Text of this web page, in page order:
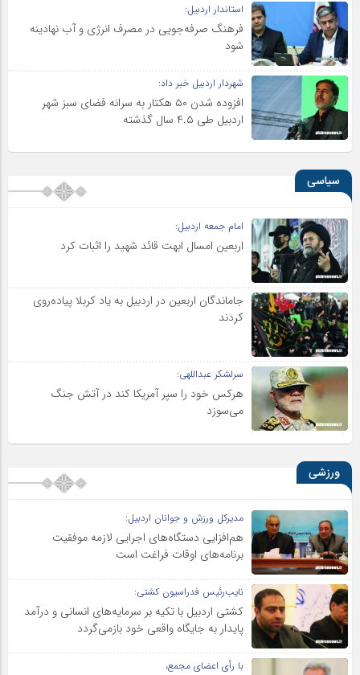
استاندار اردبیل:
فرهنگ صرفه‌جویی در مصرف انرژی و آب نهادینه
شود
شهردار اردبیل خبر داد:
افزوده شدن ۵۰ هکتار به سرانه فضای سبز شهر
اردبیل طی ۴.۵ سال گذشته
سیاسی
امام جمعه اردبیل:
اربعین امسال ابهت قائد شهید را اثبات کرد
جاماندگان اربعین در اردبیل به یاد کربلا پیاده‌روی
کردند
سرلشکر عبداللهی:
هرکس خود را سپر آمریکا کند در آتش جنگ
می‌سوزد
ورزشی
مدیرکل ورزش و جوانان اردبیل:
هم‌افزایی دستگاه‌های اجرایی لازمه موفقیت
برنامه‌های اوقات فراغت است
نایب‌رئیس فدراسیون کشتی:
کشتی اردبیل با تکیه بر سرمایه‌های انسانی و درآمد
پایدار به جایگاه واقعی خود بازمی‌گردد
با رأی اعضای مجمع،